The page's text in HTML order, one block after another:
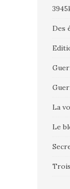
Des
La
Le